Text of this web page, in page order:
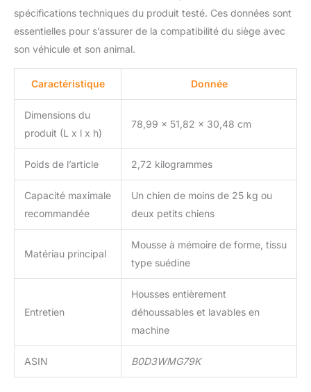
Utilisez un aspirateur
pour enlever les poils
facilement l'éponge en
que la mousse intérieure
spécifications techniques du produit testé. Ces données sont
essentielles pour s’assurer de la compatibilité du siège avec
son véhicule et son animal.
Caractéristique Donnée
Dimensions du
produit (L x l x h)
78,99 x 51,82 x 30,48 cm
Poids de l’article 2,72 kilogrammes
Capacité maximale
recommandée
Un chien de moins de 25 kg ou
deux petits chiens
Matériau principal
Mousse à mémoire de forme, tissu
type suédine
Entretien
Housses entièrement
déhoussables et lavables en
machine
ASIN B0D3WMG79K